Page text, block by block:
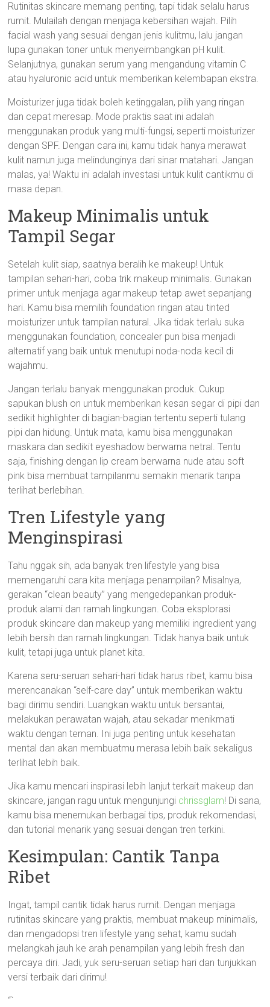
Rutinitas skincare memang penting, tapi tidak selalu harus
rumit. Mulailah dengan menjaga kebersihan wajah. Pilih
facial wash yang sesuai dengan jenis kulitmu, lalu jangan
lupa gunakan toner untuk menyeimbangkan pH kulit.
Selanjutnya, gunakan serum yang mengandung vitamin C
atau hyaluronic acid untuk memberikan kelembapan ekstra.
Moisturizer juga tidak boleh ketinggalan, pilih yang ringan
dan cepat meresap. Mode praktis saat ini adalah
menggunakan produk yang multi-fungsi, seperti moisturizer
dengan SPF. Dengan cara ini, kamu tidak hanya merawat
kulit namun juga melindunginya dari sinar matahari. Jangan
malas, ya! Waktu ini adalah investasi untuk kulit cantikmu di
masa depan.
Makeup Minimalis untuk
Tampil Segar
Setelah kulit siap, saatnya beralih ke makeup! Untuk
tampilan sehari-hari, coba trik makeup minimalis. Gunakan
primer untuk menjaga agar makeup tetap awet sepanjang
hari. Kamu bisa memilih foundation ringan atau tinted
moisturizer untuk tampilan natural. Jika tidak terlalu suka
menggunakan foundation, concealer pun bisa menjadi
alternatif yang baik untuk menutupi noda-noda kecil di
wajahmu.
Jangan terlalu banyak menggunakan produk. Cukup
sapukan blush on untuk memberikan kesan segar di pipi dan
sedikit highlighter di bagian-bagian tertentu seperti tulang
pipi dan hidung. Untuk mata, kamu bisa menggunakan
maskara dan sedikit eyeshadow berwarna netral. Tentu
saja, finishing dengan lip cream berwarna nude atau soft
pink bisa membuat tampilanmu semakin menarik tanpa
terlihat berlebihan.
Tren Lifestyle yang
Menginspirasi
Tahu nggak sih, ada banyak tren lifestyle yang bisa
memengaruhi cara kita menjaga penampilan? Misalnya,
gerakan “clean beauty” yang mengedepankan produk-
produk alami dan ramah lingkungan. Coba eksplorasi
produk skincare dan makeup yang memiliki ingredient yang
lebih bersih dan ramah lingkungan. Tidak hanya baik untuk
kulit, tetapi juga untuk planet kita.
Karena seru-seruan sehari-hari tidak harus ribet, kamu bisa
merencanakan “self-care day” untuk memberikan waktu
bagi dirimu sendiri. Luangkan waktu untuk bersantai,
melakukan perawatan wajah, atau sekadar menikmati
waktu dengan teman. Ini juga penting untuk kesehatan
mental dan akan membuatmu merasa lebih baik sekaligus
terlihat lebih baik.
Jika kamu mencari inspirasi lebih lanjut terkait makeup dan
skincare, jangan ragu untuk mengunjungi chrissglam! Di sana,
kamu bisa menemukan berbagai tips, produk rekomendasi,
dan tutorial menarik yang sesuai dengan tren terkini.
Kesimpulan: Cantik Tanpa
Ribet
Ingat, tampil cantik tidak harus rumit. Dengan menjaga
rutinitas skincare yang praktis, membuat makeup minimalis,
dan mengadopsi tren lifestyle yang sehat, kamu sudah
melangkah jauh ke arah penampilan yang lebih fresh dan
percaya diri. Jadi, yuk seru-seruan setiap hari dan tunjukkan
versi terbaik dari dirimu!
“`